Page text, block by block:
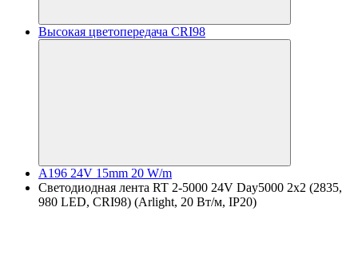
Высокая цветопередача CRI98
A196 24V 15mm 20 W/m
Светодиодная лента RT 2-5000 24V Day5000 2x2 (2835,
980 LED, CRI98) (Arlight, 20 Вт/м, IP20)